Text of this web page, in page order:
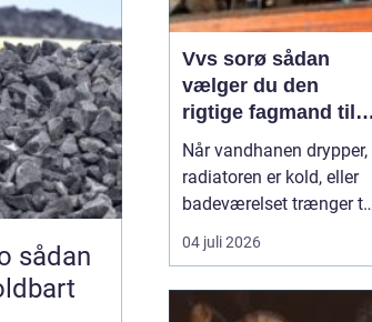
Vvs sorø sådan
vælger du den
rigtige fagmand til
vand, varme og
energi
Når vandhanen drypper,
radiatoren er kold, eller
badeværelset trænger til
en gennemgribende
renovering, kan det
bøvlet, hvis arbejdet ikke
04 juli 2026